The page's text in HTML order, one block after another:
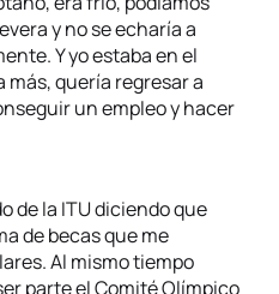
y no se echaría a
Y yo estaba en el
quería regresar a
un empleo y hacer
de la ITU diciendo que
de becas que me
Al mismo tiempo
parte el Comité Olímpico